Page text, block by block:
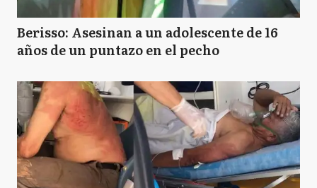
Berisso: Asesinan a un adolescente de 16
años de un puntazo en el pecho